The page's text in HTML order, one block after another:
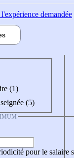
demandée
(1)
(5)
pour le salaire